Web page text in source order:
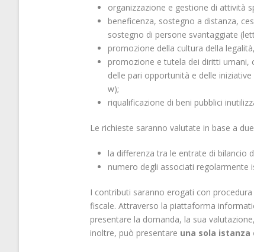
organizzazione e gestione di attività
beneficenza, sostegno a distanza,
sostegno di persone svantaggiate
promozione della cultura della
promozione e tutela dei diritti umani,
delle pari opportunità e delle
w);
riqualificazione di beni pubblici
Le richieste saranno valutate in base a
la differenza tra le entrate di bilancio
numero degli associati regolarmente
I contributi saranno erogati con
fiscale. Attraverso la piattaforma
presentare la domanda, la sua
inoltre, può presentare una sola